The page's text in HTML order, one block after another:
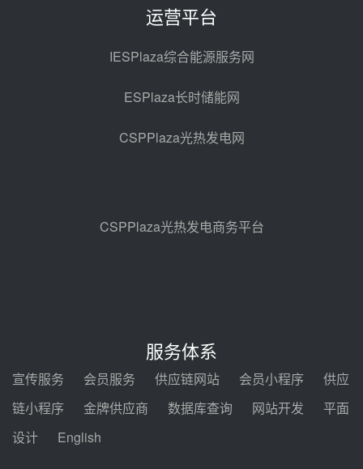
光热示范电站二列蒸汽发生器设备
亚核阀业中标天山北麓100MW光
热发电工程EPC总承包项目熔盐截
止阀、熔盐三偏心蝶阀采购
08-05 17:15
包项目熔盐介质超声波流量计采购
08-05 17:09
电机组灵活性改造项目三元液态盐
采购合同
迪尔化工预中标华能西安热工院
2026-2029年熔盐介质框架协议
运营平台
IESPlaza综合能源服务网
ESPlaza长时储能网
CSPPlaza光热发电网
CSPPlaza光热发电商务平台
服务体系
宣传服务 会员服务 供应链网站 会员小程序
供应
链小程序
金牌供应商 数据库查询 网站开发
平面
设计
English